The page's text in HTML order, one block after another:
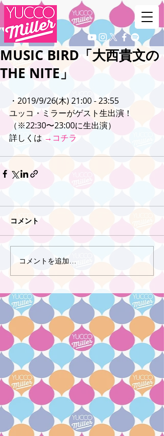
MUSIC BIRD「大西貴文の
THE NITE」
・2019/9/26(木) 21:00 - 23:55
ユッコ・ミラーがゲスト生出演！
（※22:30〜23:00に生出演）
詳しくは →コチラ
コメント
コメントを追加…